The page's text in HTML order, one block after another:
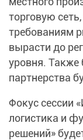
торговую
требованиям
вырасти до
уровня. Также
партнерства
Фокус сессии
логистика и
решений»